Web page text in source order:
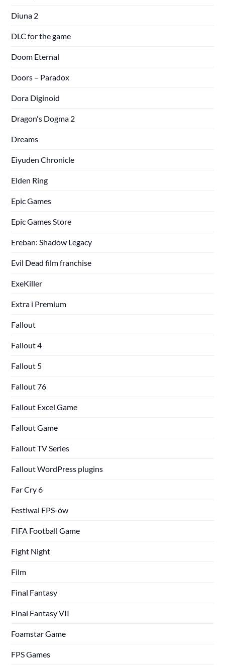
Diuna 2
DLC for the game
Doom Eternal
Doors – Paradox
Dora Diginoid
Dragon's Dogma 2
Dreams
Eiyuden Chronicle
Elden Ring
Epic Games
Epic Games Store
Ereban: Shadow Legacy
Evil Dead film franchise
ExeKiller
Extra i Premium
Fallout
Fallout 4
Fallout 5
Fallout 76
Fallout Excel Game
Fallout Game
Fallout TV Series
Fallout WordPress plugins
Far Cry 6
Festiwal FPS-ów
FIFA Football Game
Fight Night
Film
Final Fantasy
Final Fantasy VII
Foamstar Game
FPS Games